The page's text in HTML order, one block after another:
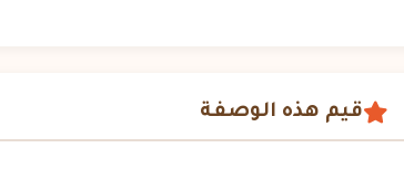
قيم هذه الوصفة